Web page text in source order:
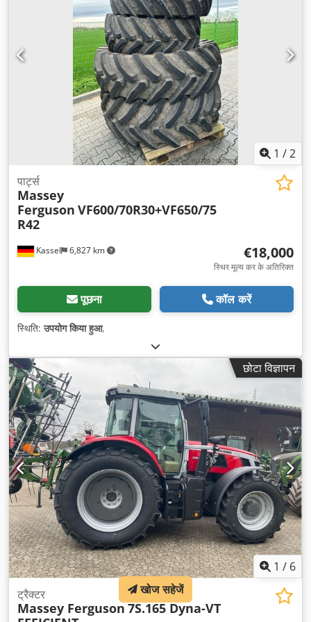
1 /2
Kassel 6,827 km
पार्ट्स
Massey
Ferguson VF600/70R30+VF650/75
R42
€18,000
स्थिर मूल्य कर के अतिरिक्त
पूछना कॉल करें
स्थिति:उपयोग किया हुआ,
छोटा विज्ञापन
1 / 6
ट्रैक्टर
Massey Ferguson7S.165 Dyna-VT
खोज सहेजें